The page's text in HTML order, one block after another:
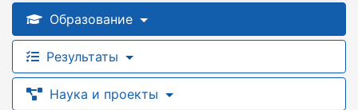
Образование
Результаты
Наука и проекты